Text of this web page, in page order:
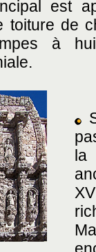
est
toiture de
à
la